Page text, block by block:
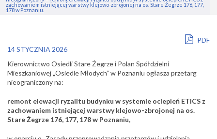
zachowaniem istniejącej warstwy klejowo-zbrojonej na os. Stare Żegrze 176, 177,
178 w Poznaniu.
PDF
14 STYCZNIA 2026
Kierownictwo Osiedli Stare Żegrze i Polan Spółdzielni
Mieszkaniowej „Osiedle Młodych” w Poznaniu ogłasza przetarg
nieograniczony na:
remont elewacji ryzalitu budynku w systemie ociepleń ETICS z
zachowaniem istniejącej warstwy klejowo-zbrojonej na os.
Stare Żegrze 176, 177, 178 w Poznaniu,